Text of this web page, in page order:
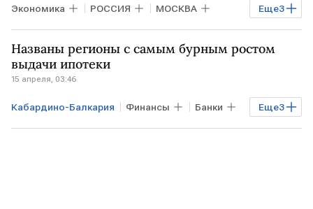
Еще3
Экономика РОССИЯ МОСКВА
Московская область РФ
криптовалюта
Названы регионы с самым бурным ростом
выдачи ипотеки
15 апреля, 03:46
Еще3
Кабардино-Балкария Финансы Банки
Экономика Ингушетия Калмыкия